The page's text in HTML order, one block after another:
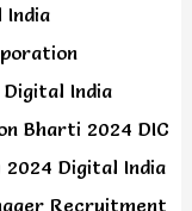
India
India
Bharti 2024 DIC
2024 Digital India
Recruitment